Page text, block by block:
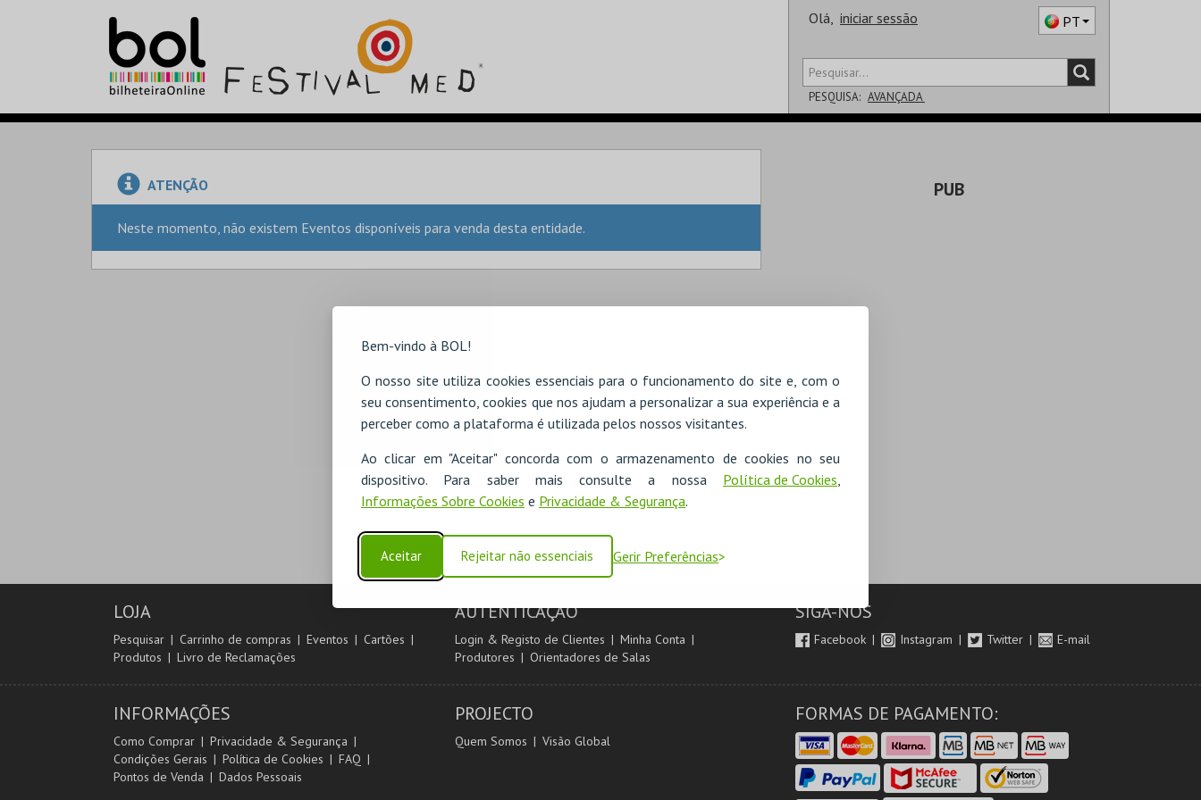
Bem-vindo à BOL!
O nosso site utiliza cookies essenciais para o funcionamento do site e, com o
seu consentimento, cookies que nos ajudam a personalizar a sua experiência e a
perceber como a plataforma é utilizada pelos nossos visitantes.
Ao clicar em "Aceitar" concorda com o armazenamento de cookies no seu
dispositivo. Para saber mais consulte a nossa Política de Cookies,
Informações Sobre Cookies e Privacidade & Segurança.
Aceitar Rejeitar não essenciais Gerir Preferências
Olá, iniciar sessão PT
PESQUISA: AVANÇADA
ATENÇÃO
Neste momento, não existem Eventos disponíveis para venda desta entidade.
PUB
LOJA
Pesquisar Carrinho de compras Eventos
Cartões
Produtos
Livro de Reclamações
AUTENTICAÇÃO
Login & Registo de Clientes
Minha Conta
Produtores
Orientadores de Salas
SIGA-NOS
Facebook Instagram Twitter E-mail
INFORMAÇÕES
Como Comprar
Privacidade & Segurança
Condições Gerais
Política de Cookies
FAQ
Pontos de Venda
Dados Pessoais
PROJECTO
Quem Somos Visão Global
FORMAS DE PAGAMENTO: